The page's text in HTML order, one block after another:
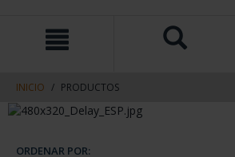
contenido
navegacin
INICIO PRODUCTOS
ORDENAR POR: